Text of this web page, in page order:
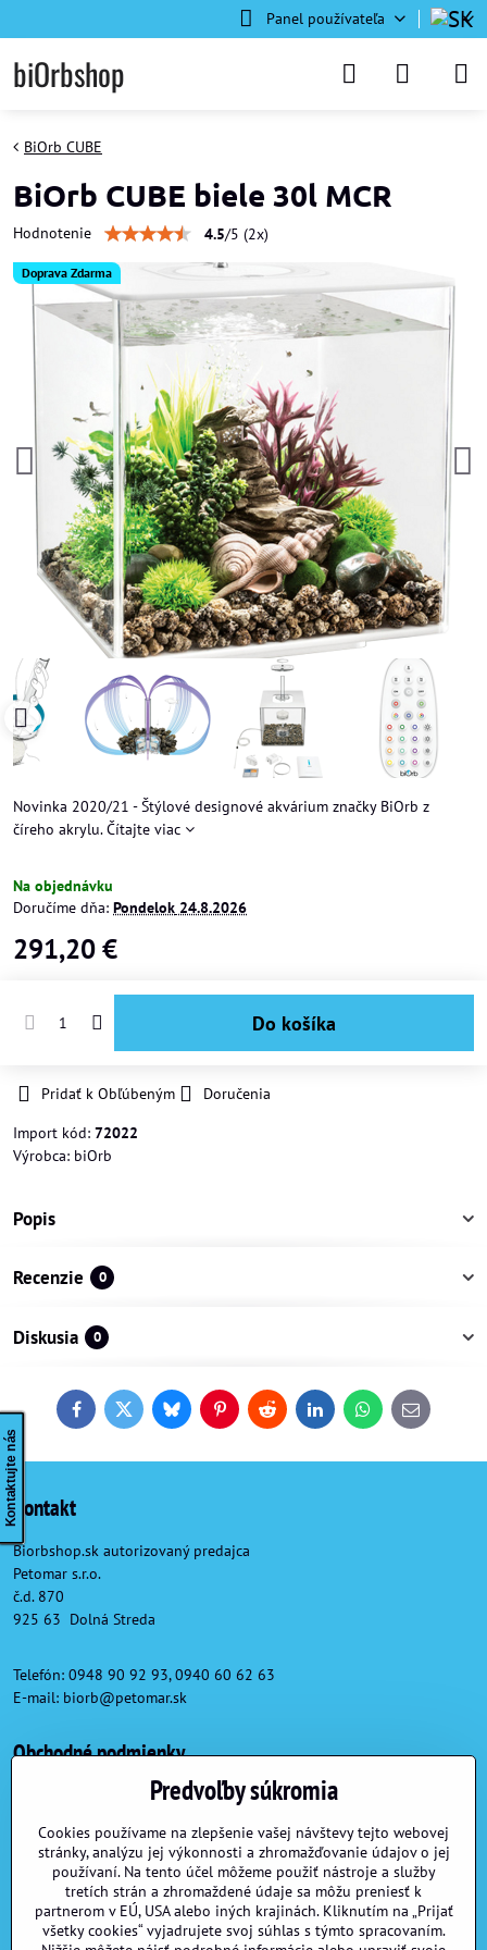
Panel používateľa
biOrbshop
Doprava Zdarma
BiOrb CUBE
BiOrb CUBE biele 30l MCR
Hodnotenie 4.5/5 (2x)
Novinka 2020/21 - Štýlové designové akvárium značky BiOrb z
číreho akrylu.Čítajte viac
Na objednávku
Doručíme dňa: Pondelok 24.8.2026
291,20 €
Do košíka
Pridať k Obľúbeným
Doručenia
Import kód: 72022
Výrobca: biOrb
Popis
Recenzie 0
Diskusia 0
FacebookTwitterBlueskyPinterestReddit LinkedInWhatsApp
E-
mail
Kontakt
Biorbshop.sk autorizovaný predajca
Petomar s.r.o.
č.d. 870
925 63 Dolná Streda
Telefón: 0948 90 92 93, 0940 60 62 63
E-mail: biorb@petomar.sk
Obchodné podmienky
Obchodné podmienky
Reklamačné podmienky
Formulár na odstúpenie od zmluvy
Kontaktujte nás
Užitočné linky
Predvoľby súkromia
Cookies používame na zlepšenie vašej návštevy tejto webovej
stránky, analýzu jej výkonnosti a zhromažďovanie údajov o jej
používaní. Na tento účel môžeme použiť nástroje a služby
tretích strán a zhromaždené údaje sa môžu preniesť k
partnerom v EÚ, USA alebo iných krajinách. Kliknutím na „Prijať
všetky cookies“ vyjadrujete svoj súhlas s týmto spracovaním.